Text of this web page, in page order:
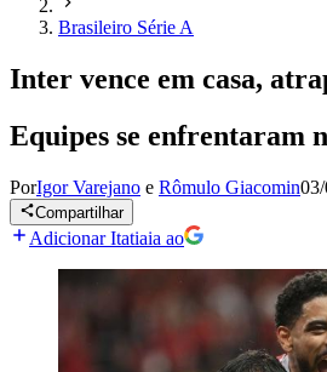
Brasileiro Série A
Inter vence em casa,
Equipes se enfrentaram
PorIgor Varejano e Rômulo Giacomin
Compartilhar
Adicionar Itatiaia ao